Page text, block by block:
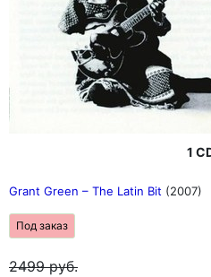
1
Grant Green ‎– The Latin Bit (2007)
Под заказ
2499руб.